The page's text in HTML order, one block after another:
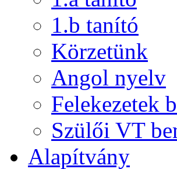
1.b tanító
Körzetünk
Angol nyelv
Felekezetek
Szülői VT
Alapítvány